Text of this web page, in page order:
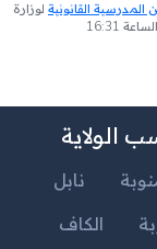
القانونية لوزارة
نابل
الكاف